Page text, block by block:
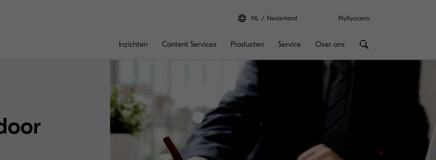
NL Nederland MyKyocera
Inzichten Content Services Producten Service Over ons